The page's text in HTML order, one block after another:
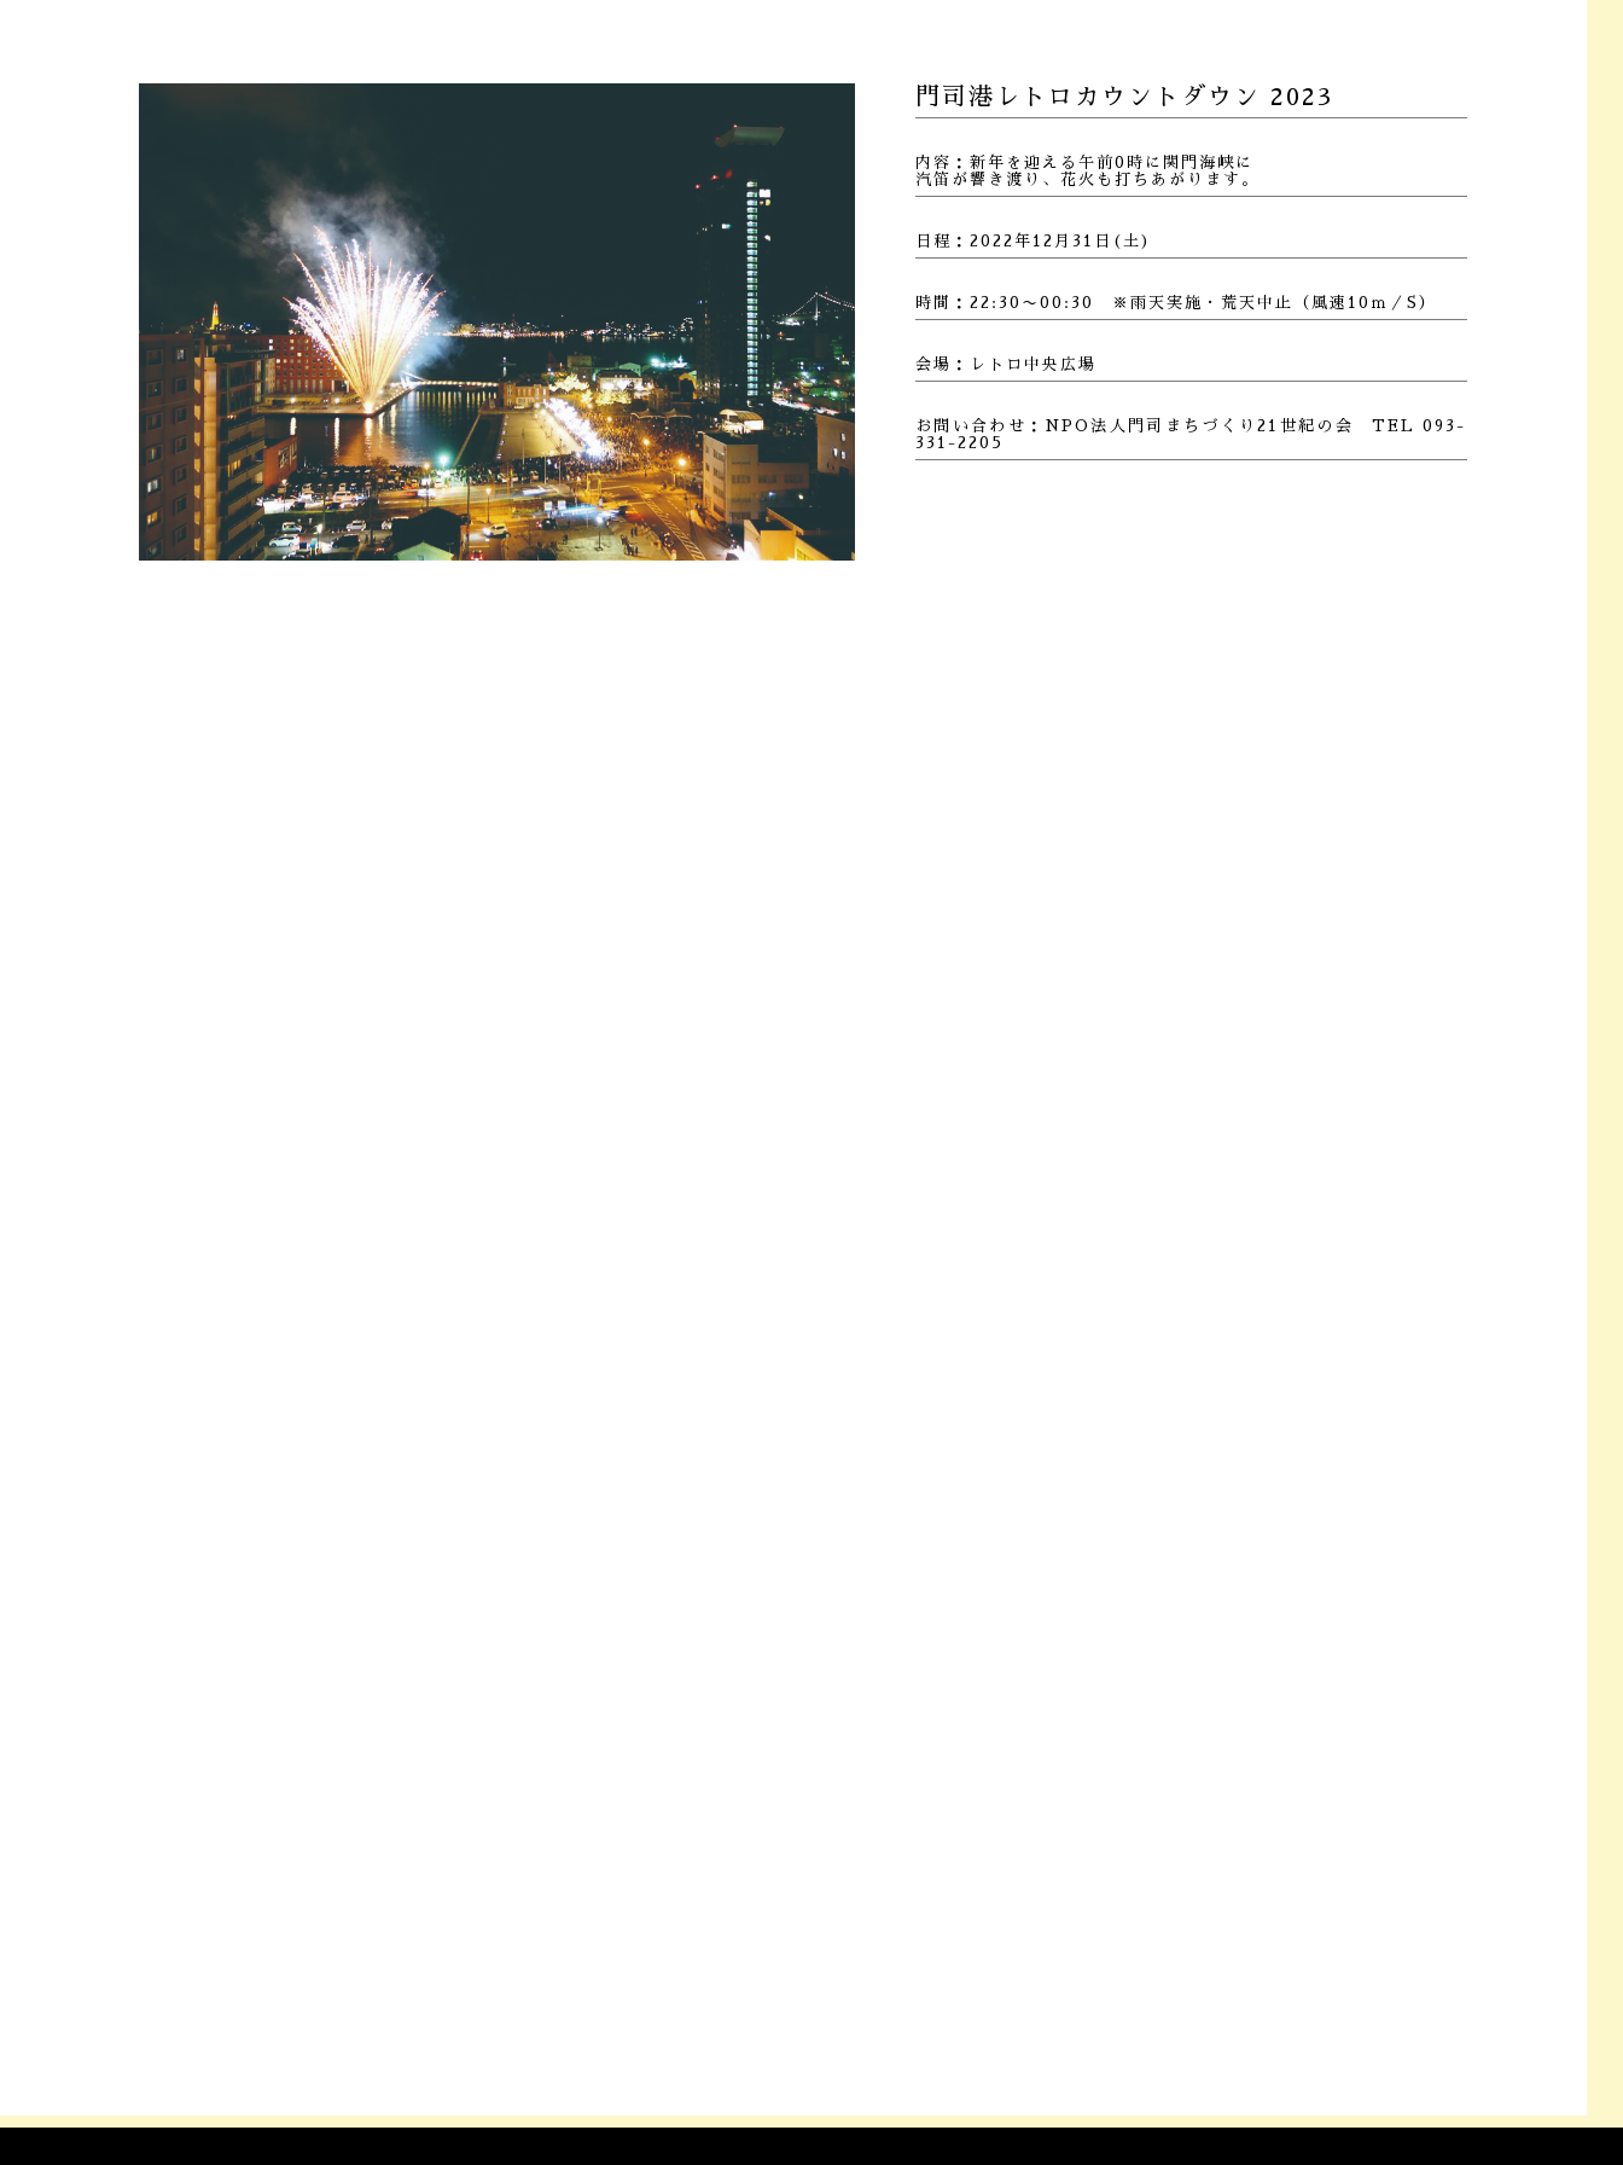
門司港レトロカウントダウン 2023
内容：新年を迎える午前0時に関門海峡に
汽笛が響き渡り、花火も打ちあがります。
日程：2022年12月31日(土)
時間：22:30〜00:30 ※雨天実施・荒天中止（風速10ｍ／S）
会場：レトロ中央広場
お問い合わせ：NPO法人門司まちづくり21世紀の会 TEL 093-
331-2205